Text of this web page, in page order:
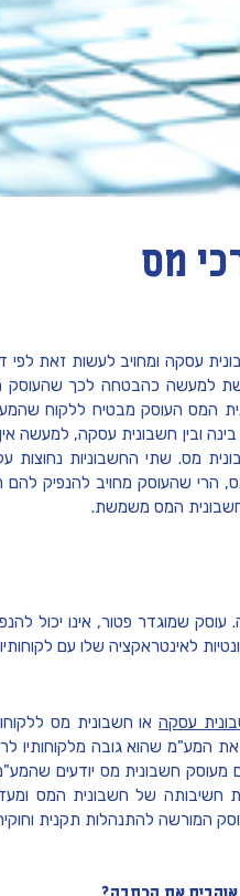
מס
עסקה ומחויב לעשות זאת
למעשה כהבטחה לכך שהעוסק
המס העוסק מבטיח ללקוח
ובין חשבונית עסקה, למעשה אין
מס. שתי החשבוניות
שהעוסק מחויב להנפיק להם
חשבונית המס משמשת.
שמוגדר פטור, אינו יכול
לאינטראקציה שלו עם
עסקהאו חשבונית מס
המע"מ שהוא גובה מלקוחותיו
מעוסק חשבונית מס יודעים
חשיבותה של חשבונית המס
המורשה להתנהלות תקנית